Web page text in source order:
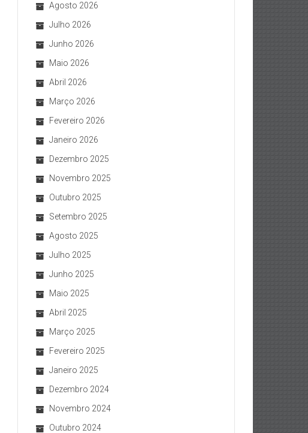
Agosto 2026
Julho 2026
Junho 2026
Maio 2026
Abril 2026
Março 2026
Fevereiro 2026
Janeiro 2026
Dezembro 2025
Novembro 2025
Outubro 2025
Setembro 2025
Agosto 2025
Julho 2025
Junho 2025
Maio 2025
Abril 2025
Março 2025
Fevereiro 2025
Janeiro 2025
Dezembro 2024
Novembro 2024
Outubro 2024